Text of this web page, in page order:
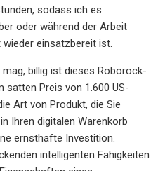
sodass ich es
oder während der Arbeit
einsatzbereit ist.
billig ist dieses Roborock-
satten Preis von 1.600 US-
Art von Produkt, die Sie
Ihren digitalen Warenkorb
ernsthafte Investition.
intelligenten Fähigkeiten